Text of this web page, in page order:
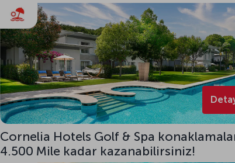
Cornelia Hotels Golf & Spa
4.500 Mile kadar kazanabilirsiniz!